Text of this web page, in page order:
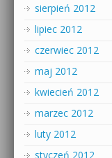
sierpień 2012
lipiec 2012
czerwiec 2012
maj 2012
kwiecień 2012
marzec 2012
luty 2012
styczeń 2012